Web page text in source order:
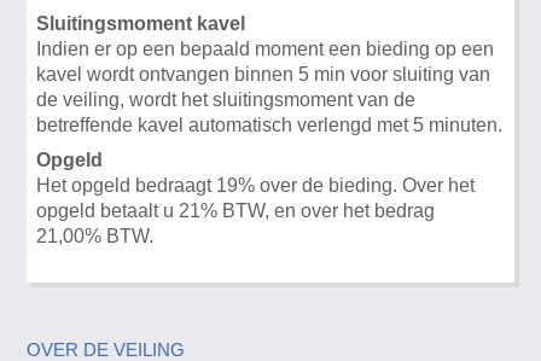
Sluitingsmoment kavel
Indien er op een bepaald moment een bieding op een
kavel wordt ontvangen binnen 5 min voor sluiting van
de veiling, wordt het sluitingsmoment van de
betreffende kavel automatisch verlengd met 5 minuten.
Opgeld
Het opgeld bedraagt 19% over de bieding. Over het
opgeld betaalt u 21% BTW, en over het bedrag
21,00% BTW.
OVER DE VEILING